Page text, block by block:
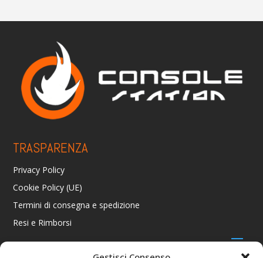
TRASPARENZA
Privacy Policy
Cookie Policy (UE)
Termini di consegna e spedizione
Resi e Rimborsi